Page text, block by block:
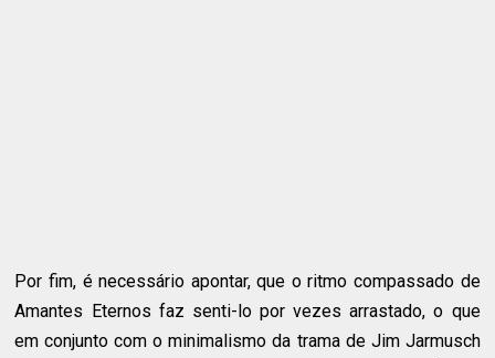
Por fim, é necessário apontar, que o ritmo compassado de
Amantes Eternos faz senti-lo por vezes arrastado, o que
em conjunto com o minimalismo da trama de Jim Jarmusch